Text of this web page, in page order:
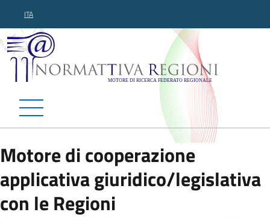
ITA
Normattiva Regioni -
Motore di cooperazione
applicativa giuridico/legislativa
con le Regioni